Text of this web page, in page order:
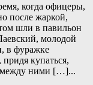
когда офицеры,
после жаркой,
шли в павильон
молодой
в фуражке
купаться,
между ними […]...